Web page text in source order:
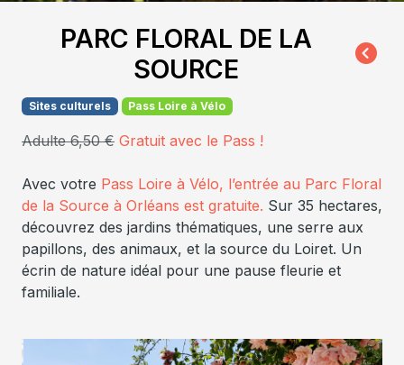
PARC FLORAL DE LA
SOURCE
Sites culturels Pass Loire à Vélo
Adulte 6,50 € Gratuit avec le Pass !
Avec votre Pass Loire à Vélo, l’entrée au Parc Floral
de la Source à Orléans est gratuite. Sur 35 hectares,
découvrez des jardins thématiques, une serre aux
papillons, des animaux, et la source du Loiret. Un
écrin de nature idéal pour une pause fleurie et
familiale.